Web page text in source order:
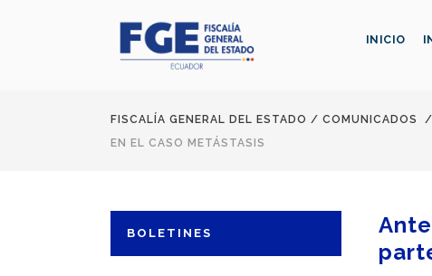
INICIO
FISCALÍA GENERAL DEL ESTADO / COMUNICADOS /
EN EL CASO METÁSTASIS
BOLETINES